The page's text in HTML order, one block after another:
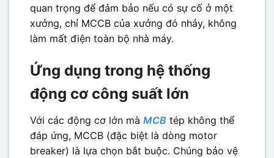
quan trọng để đảm bảo nếu có sự cố ở một
xưởng, chỉ MCCB của xưởng đó nhảy, không
làm mất điện toàn bộ nhà máy.
Ứng dụng trong hệ thống
động cơ công suất lớn
Với các động cơ lớn mà MCB tép không thể
đáp ứng, MCCB (đặc biệt là dòng motor
breaker) là lựa chọn bắt buộc. Chúng bảo vệ